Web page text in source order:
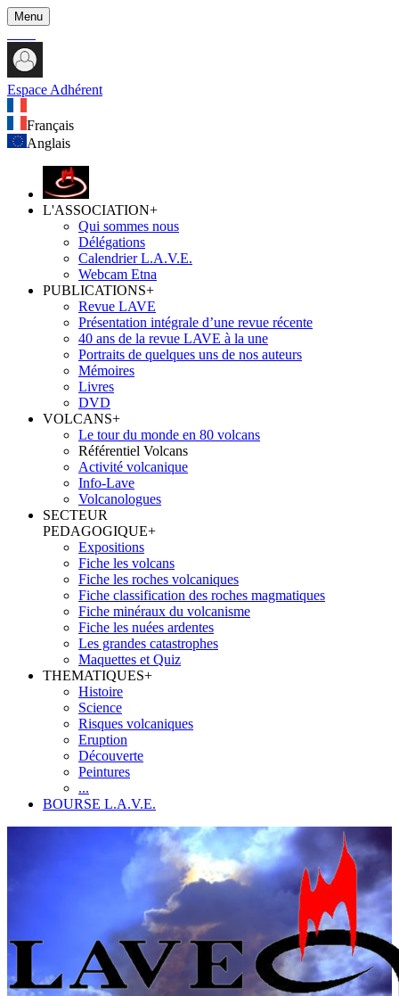
Menu
Espace Adhérent
Français
Anglais
L'ASSOCIATION+
Qui sommes nous
Délégations
Calendrier L.A.V.E.
Webcam Etna
PUBLICATIONS+
Revue LAVE
Présentation intégrale d’une revue récente
40 ans de la revue LAVE à la une
Portraits de quelques uns de nos auteurs
Mémoires
Livres
DVD
VOLCANS+
Le tour du monde en 80 volcans
Référentiel Volcans
Activité volcanique
Info-Lave
Volcanologues
SECTEUR
PEDAGOGIQUE+
Expositions
Fiche les volcans
Fiche les roches volcaniques
Fiche classification des roches magmatiques
Fiche minéraux du volcanisme
Fiche les nuées ardentes
Les grandes catastrophes
Maquettes et Quiz
THEMATIQUES+
Histoire
Science
Risques volcaniques
Eruption
Découverte
Peintures
...
BOURSE L.A.V.E.